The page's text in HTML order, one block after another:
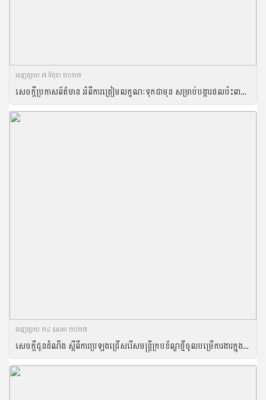
ចេញ​ផ្សាយ​ ៧ មិថុនា ២០២៣
សេចក្ដីប្រកាសព័ត៌មាន អំពីការត្រៀមលក្ខណៈទុកជាមុន សម្រាប់បង្ការផលប៉ះពាល់ដល់ដំណាំស្រូវនៅពេលកូនរដូវប្រាំងឈានចូលមកដល់នៅខែកក្កដា
ចេញ​ផ្សាយ​ ២៤ ឧសភា ២០២៣
សេចក្តីជូនដំណឹង ស្តីពីការប្រឡងជ្រើសរើសមន្រ្តីក្របខ័ណ្ឌថ្មីចូលបម្រើការងារក្នុងក្របខ័ណ្ឌក្រសួងកសិកម្ម រុក្ខាប្រមាញ់ និងនេសាទ ឆ្នាំ២០២៣